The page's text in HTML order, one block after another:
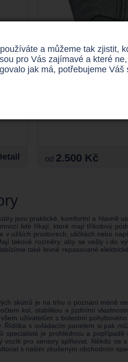
od 2.500 Kč
jsou praktické, komfortní a hlavně
lidé říkají, které mají tříkolový
užších prostorech, uličkách nebo
takové rozměry, aby se vešly i do
také levné repasované
skútrů je na trhu o poznání méně
kol, stabilitou a jízdními
uživatelům s bolestmi
s ovládacím panelem si pak
je prohlédnou a
pro seniory splňovat. Někdo se
s naším zkušeným obchodním
a můžeme tak zjistit,
pro Vás zajímavé a které
jak má, potřebujeme